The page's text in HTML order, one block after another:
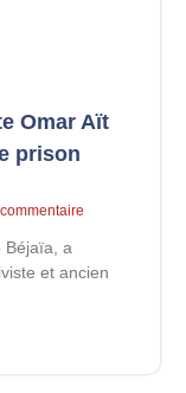
Omar Aït
prison
Béjaïa, a
et ancien